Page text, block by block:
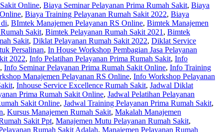
Online, Biaya Seminar Pelayanan Prima Rumah Sakit, Biaya
, Biaya Training Pelayanan Rumah Sakit 2022, Biaya
, BImtek Manajemen Pelayanan RS Online, Bimtek Manajemen
Sakit, Bimtek Pelayanan Rumah Sakit 2021 , Bimtek
Sakit, Diklat Pelayanan Rumah Sakit 2022, Diklat Service
Persalinan, In House Workshop Pembagian Jasa Pelayanan
2022, Info Pelatihan Pelayanan Prima Rumah Sakit, Info
, Info Seminar Pelayanan Prima Rumah Sakit Online, Info Training
Manajemen Pelayanan RS Online, Info Workshop Pelayanan
, Inhouse Service Excellence Rumah Sakit, Jadwal Diklat
Prima Rumah Sakit Online, Jadwal Pelatihan Pelayanan
Sakit Online, Jadwal Training Pelayanan Prima Rumah Sakit,
, Kursus Manajemen Rumah Sakit, Makalah Manajemen
Sakit Ppt, Manajemen Mutu Pelayanan Rumah Sakit,
Rumah Sakit Adalah, Manajemen Pelayanan Rumah